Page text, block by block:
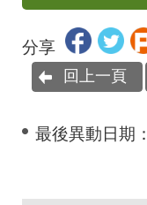
分享
回上一頁
最後異動日期：